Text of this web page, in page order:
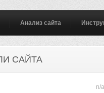
Анализ сайта
САЙТА
n/a